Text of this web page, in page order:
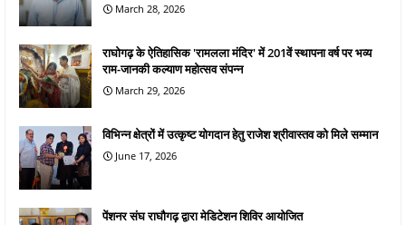
March 28, 2026
राघोगढ़ के ऐतिहासिक 'रामलला मंदिर' में 201वें स्थापना वर्ष पर भव्य
राम-जानकी कल्याण महोत्सव संपन्न
March 29, 2026
विभिन्न क्षेत्रों में उत्कृष्ट योगदान हेतु राजेश श्रीवास्तव को मिले सम्मान
June 17, 2026
पेंशनर संघ राघौगढ़ द्वारा मेडिटेशन शिविर आयोजित